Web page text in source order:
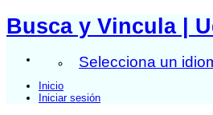
Busca y Vincula |
Selecciona un
Inicio
Iniciar sesión